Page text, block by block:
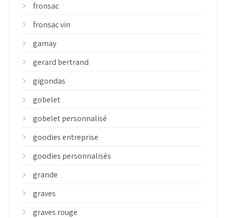
fronsac
fronsac vin
gamay
gerard bertrand
gigondas
gobelet
gobelet personnalisé
goodies entreprise
goodies personnalisés
grande
graves
graves rouge